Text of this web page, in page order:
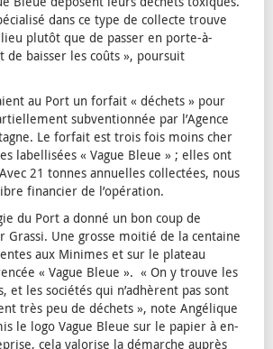
dans ce type de collecte trouve
plutôt que de passer en porte-à-
de baisser les coûts », poursuit
au Port un forfait « déchets » pour
subventionnée par l’Agence
Le forfait est trois fois moins cher
labellisées « Vague Bleue » ; elles ont
21 tonnes annuelles collectées, nous
financier de l’opération.
du Port a donné un bon coup de
Grassi. Une grosse moitié de la centaine
aux Minimes et sur le plateau
« Vague Bleue ». « On y trouve les
et les sociétés qui n’adhèrent pas sont
très peu de déchets », note Angélique
le logo Vague Bleue sur le papier à en-
cela valorise la démarche auprès